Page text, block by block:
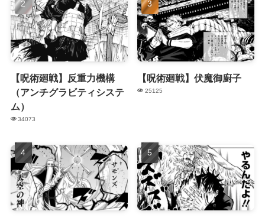
【呪術廻戦】反重力機構
（アンチグラビティシステ
ム）
34073
【呪術廻戦】伏魔御廚子
25125